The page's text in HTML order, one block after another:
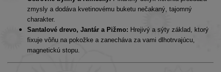
zmysly a dodáva kvetinovému buketu nečakaný, tajomný
charakter.
Santalové drevo, Jantár a Pižmo: Hrejivý a sýty základ, ktorý
fixuje vôňu na pokožke a zanecháva za vami dlhotrvajúcu,
magnetickú stopu.